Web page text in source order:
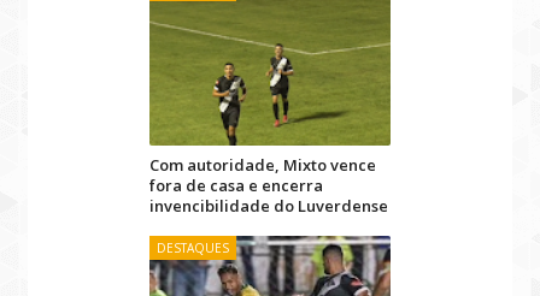
Com autoridade, Mixto vence
fora de casa e encerra
invencibilidade do Luverdense
DESTAQUES